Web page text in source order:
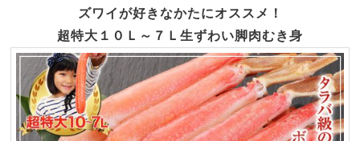
ズワイが好きなかたにオススメ！
超特大１０Ｌ～７Ｌ生ずわい脚肉むき身